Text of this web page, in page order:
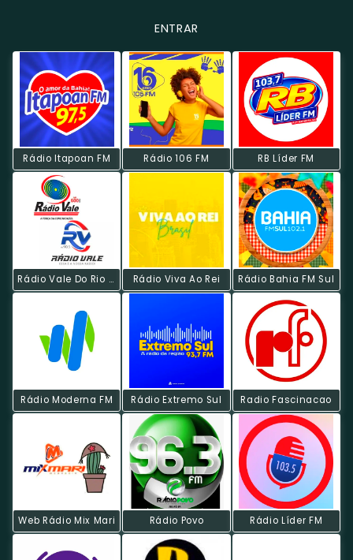
ENTRAR
Rádio Itapoan FM Rádio 106 FM RB Líder FM
Rádio Vale Do Rio Grande Rádio Viva Ao Rei Rádio Bahia FM Sul
Rádio Moderna FM Rádio Extremo Sul Radio Fascinacao
Web Rádio Mix Mari Rádio Povo Rádio Líder FM